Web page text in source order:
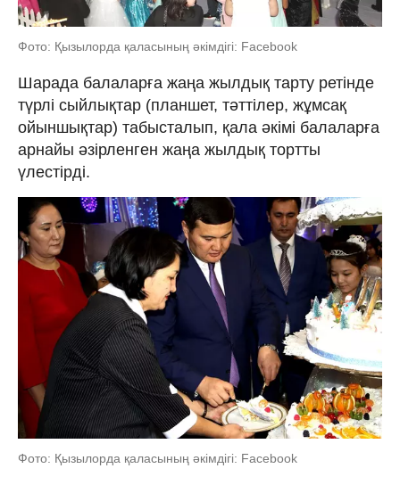
Фото: Қызылорда қаласының әкімдігі: Facebook
Шарада балаларға жаңа жылдық тарту ретінде
түрлі сыйлықтар (планшет, тәттілер, жұмсақ
ойыншықтар) табысталып, қала әкімі балаларға
арнайы әзірленген жаңа жылдық тортты
үлестірді.
Фото: Қызылорда қаласының әкімдігі: Facebook